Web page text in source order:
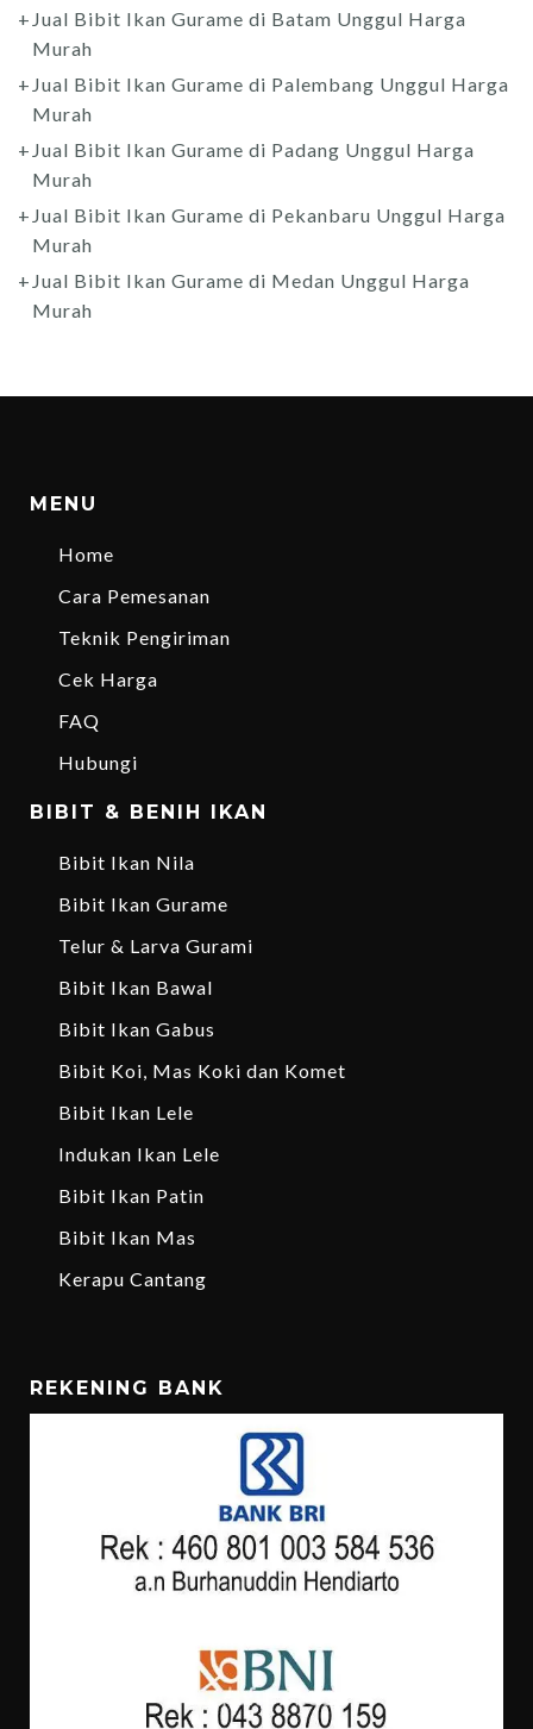
Jual Bibit Ikan Gurame di Batam Unggul Harga
Murah
Jual Bibit Ikan Gurame di Palembang Unggul Harga
Murah
Jual Bibit Ikan Gurame di Padang Unggul Harga
Murah
Jual Bibit Ikan Gurame di Pekanbaru Unggul Harga
Murah
Jual Bibit Ikan Gurame di Medan Unggul Harga
Murah
MENU
Home
Cara Pemesanan
Teknik Pengiriman
Cek Harga
FAQ
Hubungi
BIBIT & BENIH IKAN
Bibit Ikan Nila
Bibit Ikan Gurame
Telur & Larva Gurami
Bibit Ikan Bawal
Bibit Ikan Gabus
Bibit Koi, Mas Koki dan Komet
Bibit Ikan Lele
Indukan Ikan Lele
Bibit Ikan Patin
Bibit Ikan Mas
Kerapu Cantang
REKENING BANK